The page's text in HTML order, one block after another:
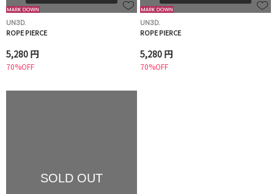
UN3D.
ROPE PIERCE
5,280 円
70%OFF
UN3D.
ROPE PIERCE
5,280 円
70%OFF
SOLD OUT